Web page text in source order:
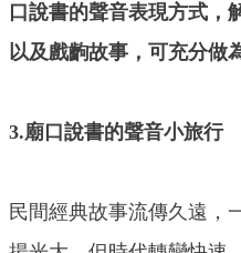
口說書的聲音表現方式，
以及戲齣故事，可充分做
3.廟口說書的聲音小旅行
民間經典故事流傳久遠，